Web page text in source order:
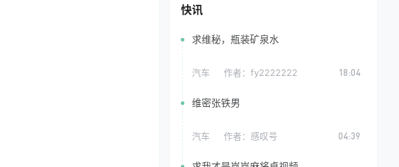
快讯
求维秘，瓶装矿泉水
汽车 作者： fy2222222 18:04
维密张铁男
汽车 作者： 感叹号 04:39